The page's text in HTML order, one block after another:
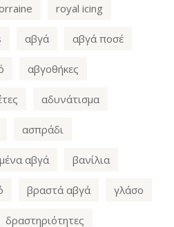
royal icing
αβγά αβγά ποσέ
αβγοθήκες
αδυνάτισμα
ασπράδι
αβγά βανίλια
βραστά αβγά γλάσο
δραστηριότητες